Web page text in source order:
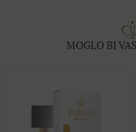
MOGLO BI VAS